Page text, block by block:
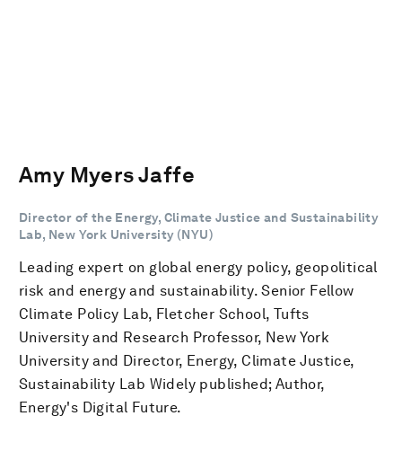
Amy Myers Jaffe
Director of the Energy, Climate Justice and Sustainability
Lab, New York University (NYU)
Leading expert on global energy policy, geopolitical
risk and energy and sustainability. Senior Fellow
Climate Policy Lab, Fletcher School, Tufts
University and Research Professor, New York
University and Director, Energy, Climate Justice,
Sustainability Lab Widely published; Author,
Energy's Digital Future.